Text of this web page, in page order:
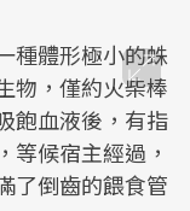
種體形極小的蛛
物，僅約火柴棒
飽血液後，有指
等候宿主經過，
了倒齒的餵食管